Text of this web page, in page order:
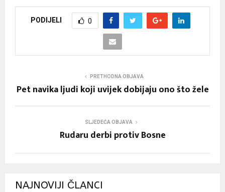
PODIJELI 0
PRETHODNA OBJAVA
Pet navika ljudi koji uvijek dobijaju ono što žele
SLJEDEĆA OBJAVA
Rudaru derbi protiv Bosne
NAJNOVIJI ČLANCI